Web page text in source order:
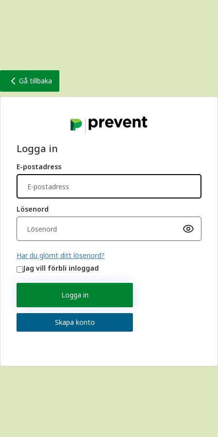
Gå tillbaka
Logga in
E-postadress
Lösenord
Har du glömt ditt lösenord?
Jag vill förbli inloggad
Logga in
Skapa konto